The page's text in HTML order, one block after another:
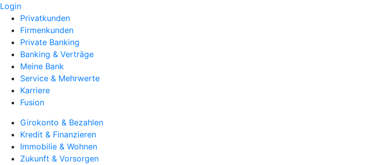
Login
Privatkunden
Firmenkunden
Private Banking
Banking & Verträge
Meine Bank
Service & Mehrwerte
Karriere
Fusion
Girokonto & Bezahlen
Kredit & Finanzieren
Immobilie & Wohnen
Zukunft & Vorsorgen